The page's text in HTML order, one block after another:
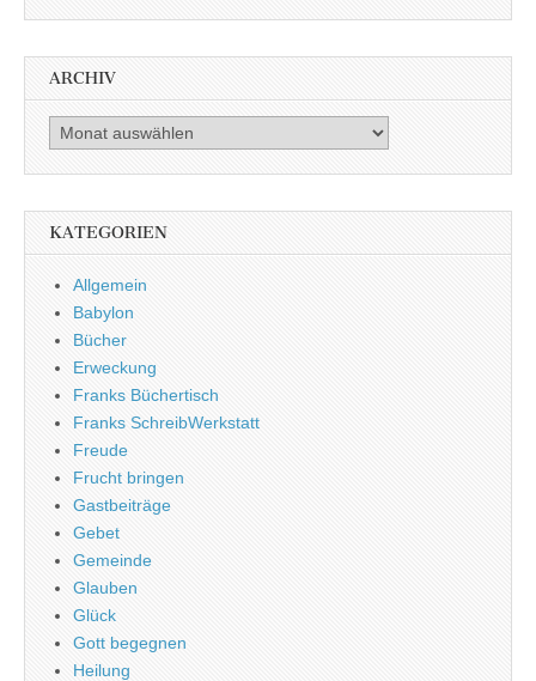
ARCHIV
Archiv
KATEGORIEN
Allgemein
Babylon
Bücher
Erweckung
Franks Büchertisch
Franks SchreibWerkstatt
Freude
Frucht bringen
Gastbeiträge
Gebet
Gemeinde
Glauben
Glück
Gott begegnen
Heilung